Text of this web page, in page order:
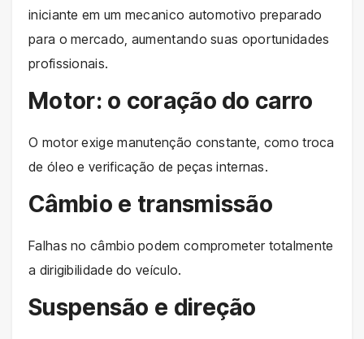
iniciante em um mecanico automotivo preparado
para o mercado, aumentando suas oportunidades
profissionais.
Motor: o coração do carro
O motor exige manutenção constante, como troca
de óleo e verificação de peças internas.
Câmbio e transmissão
Falhas no câmbio podem comprometer totalmente
a dirigibilidade do veículo.
Suspensão e direção